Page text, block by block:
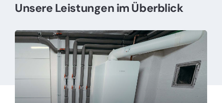
Unsere Leistungen im Überblick